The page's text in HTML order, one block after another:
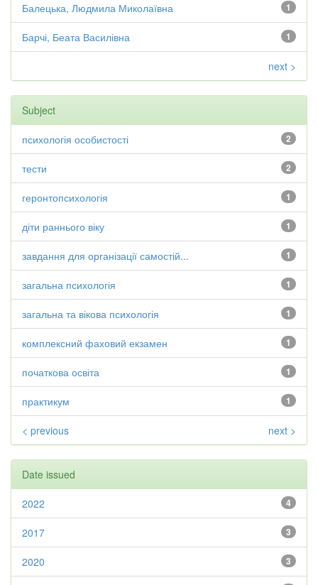
1
Балецька, Людмила Миколаївна
1
Барчі, Беата Василівна
next >
Subject
2
психологія особистості
2
тести
1
геронтопсихологія
1
діти раннього віку
1
завдання для організації самостій...
1
загальна психологія
1
загальна та вікова психологія
1
комплексний фаховий екзамен
1
початкова освіта
1
практикум
< previous next >
Date issued
4
2022
3
2017
3
2020